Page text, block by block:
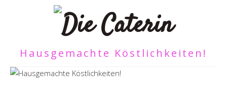
Hausgemachte Köstlichkeiten!